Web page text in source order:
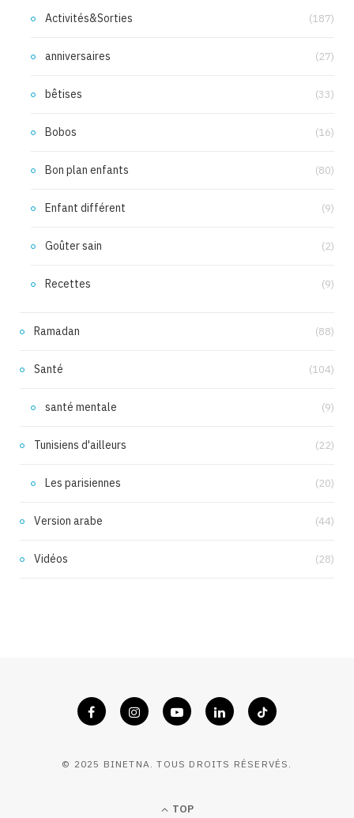
Activités&Sorties (187)
anniversaires (27)
bêtises (33)
Bobos (16)
Bon plan enfants (80)
Enfant différent (9)
Goûter sain (2)
Recettes (9)
Ramadan (88)
Santé (104)
santé mentale (9)
Tunisiens d'ailleurs (22)
Les parisiennes (20)
Version arabe (44)
Vidéos (28)
© 2025 BINETNA. TOUS DROITS RÉSERVÉS.
TOP